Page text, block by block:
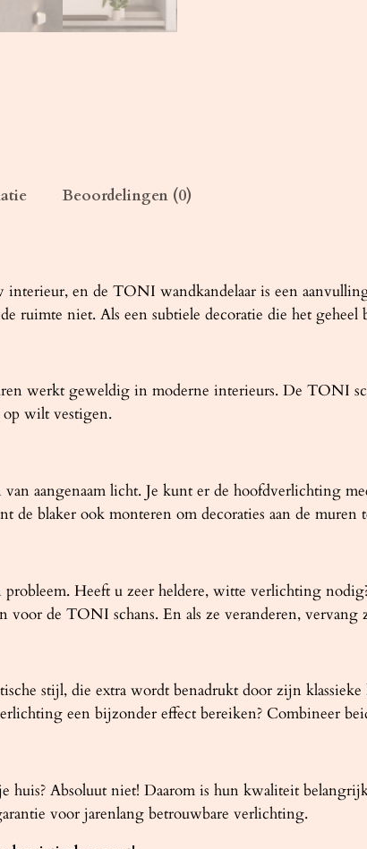
n
Beoordelingen (0)
interieur, en de TONI wandkandelaar is een
ruimte niet. Als een subtiele decoratie die het
werkt geweldig in moderne interieurs. De TONI
op wilt vestigen.
aangenaam licht. Je kunt er de hoofdverlichting
de blaker ook monteren om decoraties aan de
Heeft u zeer heldere, witte verlichting
de TONI schans. En als ze veranderen, vervang
stijl, die extra wordt benadrukt door zijn
een bijzonder effect bereiken? Combineer
huis? Absoluut niet! Daarom is hun kwaliteit
voor jarenlang betrouwbare verlichting.